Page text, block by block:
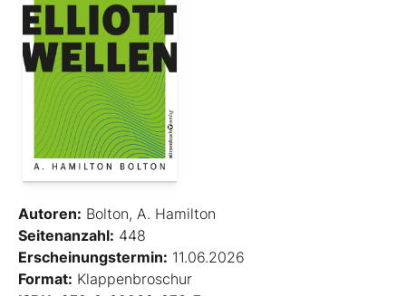
Autoren: Bolton, A. Hamilton
Seitenanzahl: 448
Erscheinungstermin: 11.06.2026
Format: Klappenbroschur